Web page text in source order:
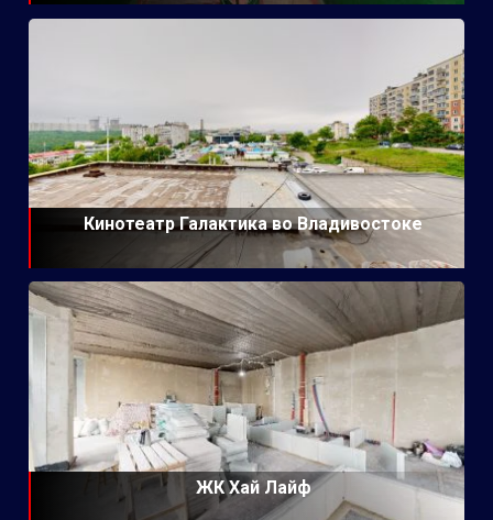
Кинотеатр Галактика во Владивостоке
ЖК Хай Лайф